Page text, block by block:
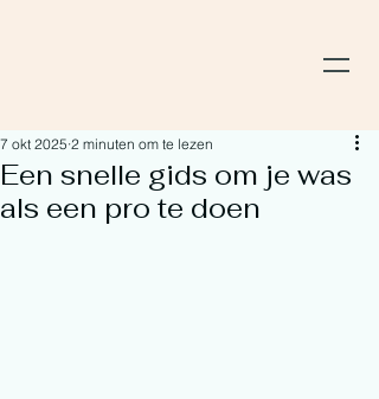
Een snelle gids om je was
als een pro te doen
7 okt 2025 2 minuten om te lezen